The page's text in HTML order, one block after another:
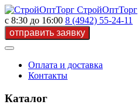
СтройОптТорг
с 8:30 до 16:00 8 (4942) 55-24-11
Оплата и доставка
Контакты
Каталог